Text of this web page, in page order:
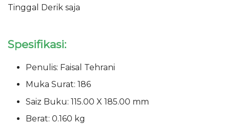
Tinggal Derik saja
Spesifikasi:
Penulis: Faisal Tehrani
Muka Surat: 186
Saiz Buku: 115.00 X 185.00 mm
Berat: 0.160 kg